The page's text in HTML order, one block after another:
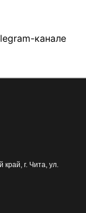
канале
край, г. Чита, ул.